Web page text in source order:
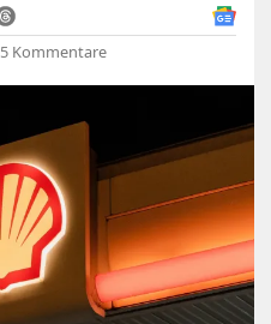
5 Kommentare